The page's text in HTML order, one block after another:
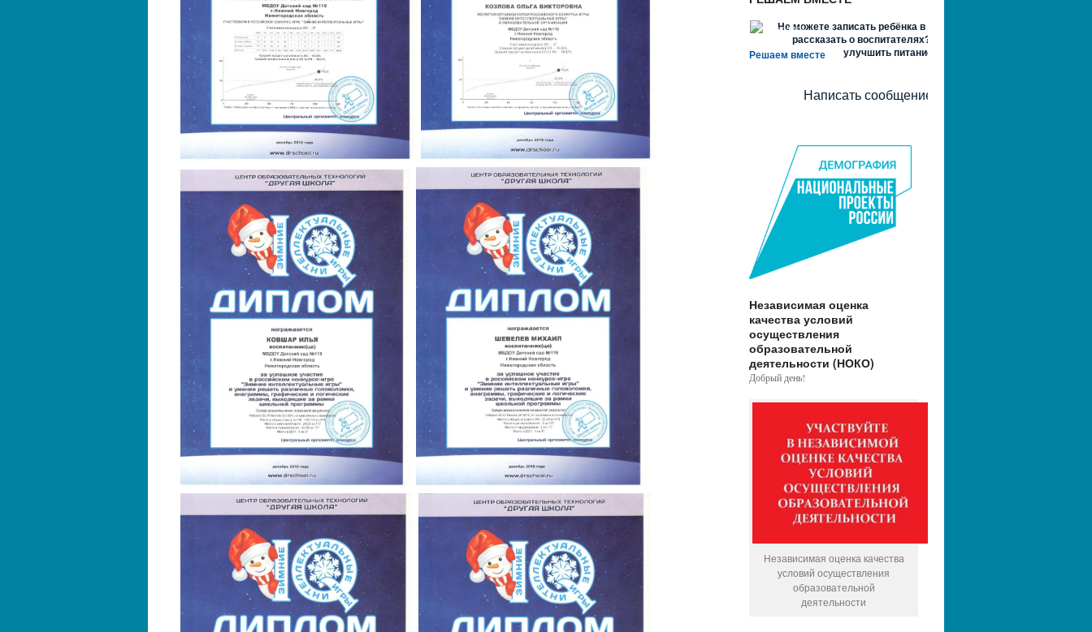
Решаем вместе
Не можете записать ребёнка в сад? Хотите
рассказать о воспитателях? Знаете, как
улучшить питание и занятия?
Написать сообщение
Независимая оценка
качества условий
осуществления
образовательной
деятельности (НОКО)
Добрый день!
Независимая оценка качества
условий осуществления
образовательной
деятельности